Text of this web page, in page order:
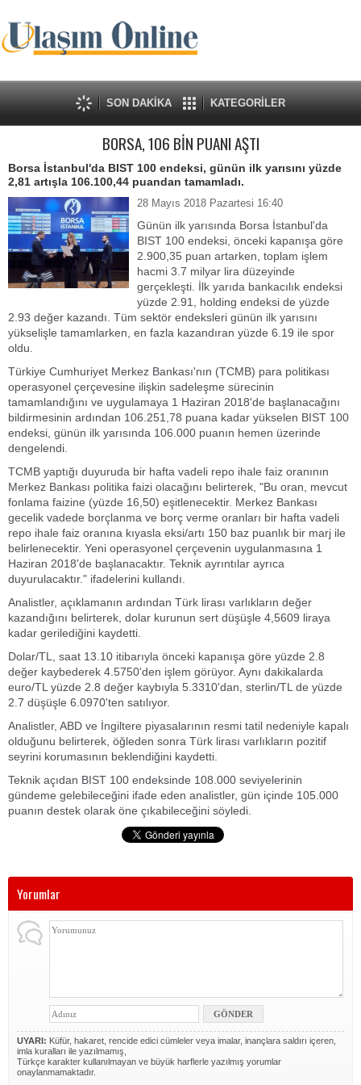
SON DAKİKA KATEGORİLER
BORSA, 106 BİN PUANI AŞTI
Borsa İstanbul'da BIST 100 endeksi, günün ilk yarısını yüzde
2,81 artışla 106.100,44 puandan tamamladı.
28 Mayıs 2018 Pazartesi 16:40
Günün ilk yarısında Borsa İstanbul'da
BIST 100 endeksi, önceki kapanışa göre
2.900,35 puan artarken, toplam işlem
hacmi 3.7 milyar lira düzeyinde
gerçekleşti. İlk yarıda bankacılık endeksi
yüzde 2.91, holding endeksi de yüzde
2.93 değer kazandı. Tüm sektör endeksleri günün ilk yarısını
yükselişle tamamlarken, en fazla kazandıran yüzde 6.19 ile spor
oldu.
Türkiye Cumhuriyet Merkez Bankası'nın (TCMB) para politikası
operasyonel çerçevesine ilişkin sadeleşme sürecinin
tamamlandığını ve uygulamaya 1 Haziran 2018'de başlanacağını
bildirmesinin ardından 106.251,78 puana kadar yükselen BIST 100
endeksi, günün ilk yarısında 106.000 puanın hemen üzerinde
dengelendi.
TCMB yaptığı duyuruda bir hafta vadeli repo ihale faiz oranının
Merkez Bankası politika faizi olacağını belirterek, "Bu oran, mevcut
fonlama faizine (yüzde 16,50) eşitlenecektir. Merkez Bankası
gecelik vadede borçlanma ve borç verme oranları bir hafta vadeli
repo ihale faiz oranına kıyasla eksi/artı 150 baz puanlık bir marj ile
belirlenecektir. Yeni operasyonel çerçevenin uygulanmasına 1
Haziran 2018'de başlanacaktır. Teknik ayrıntılar ayrıca
duyurulacaktır." ifadelerini kullandı.
Analistler, açıklamanın ardından Türk lirası varlıkların değer
kazandığını belirterek, dolar kurunun sert düşüşle 4,5609 liraya
kadar gerilediğini kaydetti.
Dolar/TL, saat 13.10 itibarıyla önceki kapanışa göre yüzde 2.8
değer kaybederek 4.5750'den işlem görüyor. Aynı dakikalarda
euro/TL yüzde 2.8 değer kaybıyla 5.3310'dan, sterlin/TL de yüzde
2.7 düşüşle 6.0970'ten satılıyor.
Analistler, ABD ve İngiltere piyasalarının resmi tatil nedeniyle kapalı
olduğunu belirterek, öğleden sonra Türk lirası varlıkların pozitif
seyrini korumasının beklendiğini kaydetti.
Teknik açıdan BIST 100 endeksinde 108.000 seviyelerinin
gündeme gelebileceğini ifade eden analistler, gün içinde 105.000
puanın destek olarak öne çıkabileceğini söyledi.
Yorumlar
UYARI: Küfür, hakaret, rencide edici cümleler veya imalar, inançlara saldırı içeren,
imla kuralları ile yazılmamış,
Türkçe karakter kullanılmayan ve büyük harflerle yazılmış yorumlar
onaylanmamaktadır.